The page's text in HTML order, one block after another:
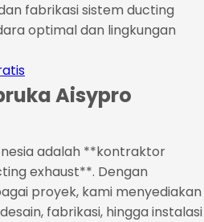
fabrikasi sistem ducting
optimal dan lingkungan
Aisypro
adalah **kontraktor
exhaust**. Dengan
proyek, kami menyediakan
fabrikasi, hingga instalasi